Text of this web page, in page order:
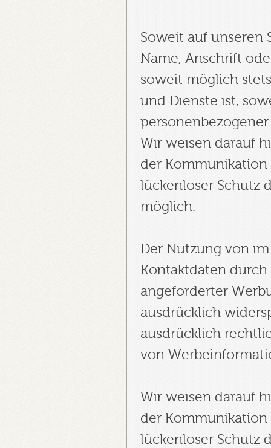
Soweit auf unseren
Name, Anschrift
soweit möglich
und Dienste ist,
Wir weisen darauf
der Kommunikation
lückenloser Schutz
möglich.
Der Nutzung von
Kontaktdaten
angeforderter
ausdrücklich
ausdrücklich
von
Wir weisen darauf
der Kommunikation
lückenloser Schutz